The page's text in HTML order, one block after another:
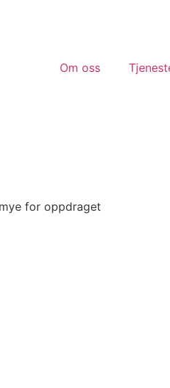
Om oss
for oppdraget